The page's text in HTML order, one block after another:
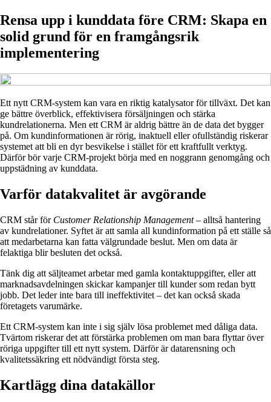
Rensa upp i kunddata före CRM: Skapa en
solid grund för en framgångsrik
implementering
Ett nytt CRM-system kan vara en riktig katalysator för tillväxt. Det kan
ge bättre överblick, effektivisera försäljningen och stärka
kundrelationerna. Men ett CRM är aldrig bättre än de data det bygger
på. Om kundinformationen är rörig, inaktuell eller ofullständig riskerar
systemet att bli en dyr besvikelse i stället för ett kraftfullt verktyg.
Därför bör varje CRM-projekt börja med en noggrann genomgång och
uppstädning av kunddata.
Varför datakvalitet är avgörande
CRM står för Customer Relationship Management– alltså hantering
av kundrelationer. Syftet är att samla all kundinformation på ett ställe så
att medarbetarna kan fatta välgrundade beslut. Men om data är
felaktiga blir besluten det också.
Tänk dig att säljteamet arbetar med gamla kontaktuppgifter, eller att
marknadsavdelningen skickar kampanjer till kunder som redan bytt
jobb. Det leder inte bara till ineffektivitet – det kan också skada
företagets varumärke.
Ett CRM-system kan inte i sig själv lösa problemet med dåliga data.
Tvärtom riskerar det att förstärka problemen om man bara flyttar över
röriga uppgifter till ett nytt system. Därför är datarensning och
kvalitetssäkring ett nödvändigt första steg.
Kartlägg dina datakällor